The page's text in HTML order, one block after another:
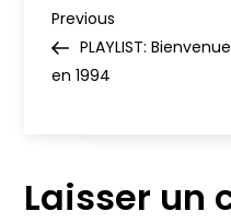
N
a
i
Previous
Post
Previous
PLAYLIST: Bienvenue
en 1994
Laisser un